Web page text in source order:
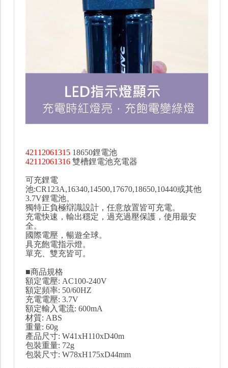
42112061315 18650鋰電池
42112061316 雙槽鋰電池充電器
可充鋰電
池:CR123A,16340,14500,17670,18650,10440或其他
3.7V鋰電池。
獨特正負極辯識設計，任意放置皆可充電。
充電快速，輸出穩定，過充過壓保護，使用最安
全。
國際電壓，暢遊全球。
具充飽電指示燈。
單充、雙充皆可。
■商品規格
額定電壓: AC100-240V
額定頻率: 50/60HZ
充電電壓: 3.7V
額定輸入電流: 600mA
材質: ABS
重量: 60g
產品尺寸: W41xH110xD40m
包裝重量: 72g
包裝尺寸: W78xH175xD44mm